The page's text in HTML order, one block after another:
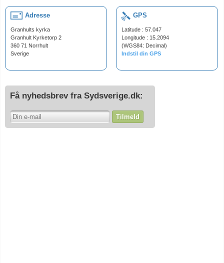
Adresse
Granhults kyrka
Granhult Kyrketorp 2
360 71 Norrhult
Sverige
GPS
Latitude : 57.047
Longitude : 15.2094
(WGS84: Decimal)
Indstil din GPS
Få nyhedsbrev fra Sydsverige.dk:
Tilmeld